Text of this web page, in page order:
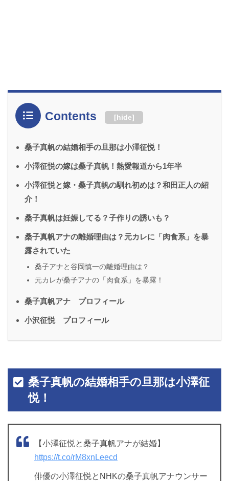
Contents [hide]
桑子真帆の結婚相手の旦那は小澤征悦！
小澤征悦の嫁は桑子真帆！熱愛報道から1年半
小澤征悦と嫁・桑子真帆の馴れ初めは？和田正人の紹
介！
桑子真帆は妊娠してる？子作りの誘いも？
桑子真帆アナの離婚理由は？元カレに「肉食系」を暴
露されていた
桑子アナと谷岡慎一の離婚理由は？
元カレが桑子アナの「肉食系」を暴露！
桑子真帆アナ プロフィール
小沢征悦 プロフィール
桑子真帆の結婚相手の旦那は小澤征
悦！
【小澤征悦と桑子真帆アナが結婚】
https://t.co/rM8xnLeecd
俳優の小澤征悦とNHKの桑子真帆アナウンサー